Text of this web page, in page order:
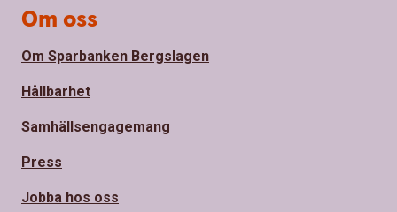
Om oss
Om Sparbanken Bergslagen
Hållbarhet
Samhällsengagemang
Press
Jobba hos oss